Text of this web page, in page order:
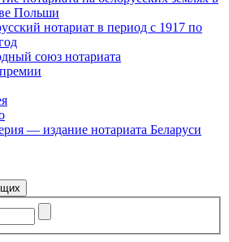
Польши
нотариат в период с 1917 по
союз нотариата
— издание нотариата Беларуси